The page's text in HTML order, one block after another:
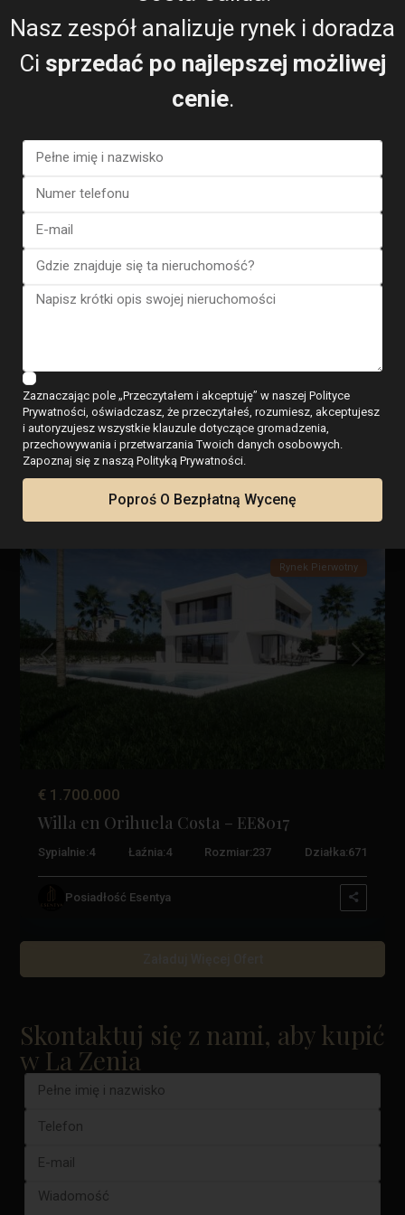
Willa w Orihuela Costa – EE10947
Łaźnia: Rozmiar: Działka:592
La
Poprzedni
€ 378.000
Apartament w Orihuela Costa – EE9367
Sypialnie: 3 Łaźnia:2 Rozmiar:139 Działka:
Posiadłość Esentya
La
Zenia,
Costa
Poprzedni
Rynek Pierwotny
€ 1.700.000
Willa en Orihuela Costa – EE8017
Sypialnie:4 Łaźnia:4 Rozmiar:237 Działka:671
Posiadłość Esentya
Skontaktuj się z nami, aby kupić
w La Zenia
Nasz zespół analizuje rynek i doradza
Ci sprzedać po najlepszej możliwej
cenie.
Zaznaczając pole „Przeczytałem i akceptuję” w naszej Polityce
Prywatności, oświadczasz, że przeczytałeś, rozumiesz, akceptujesz
i autoryzujesz wszystkie klauzule dotyczące gromadzenia,
przechowywania i przetwarzania Twoich danych osobowych.
Zapoznaj się z naszą Polityką Prywatności.
Poproś O Bezpłatną Wycenę